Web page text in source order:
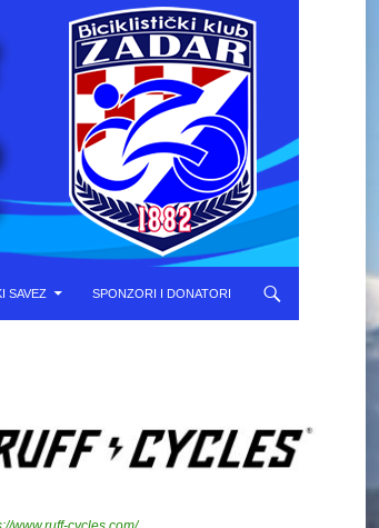
SAVEZ SPONZORI I DONATORI